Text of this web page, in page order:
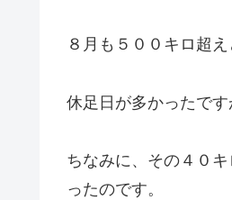
８月も５００キロ超え
休足日が多かったで
ちなみに、その４０
ったのです。